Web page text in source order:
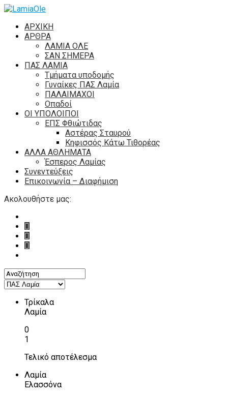
ΑΡΧΙΚΗ
ΑΡΘΡΑ
ΛΑΜΙΑ ΟΛΕ
ΣΑΝ ΣΗΜΕΡΑ
ΠΑΣ ΛΑΜΙΑ
Τμήματα υποδομής
Γυναίκες ΠΑΣ Λαμία
ΠΑΛΑΙΜΑΧΟΙ
Οπαδοί
ΟΙ ΥΠΟΛΟΙΠΟΙ
ΕΠΣ Φθιώτιδας
Αστέρας Σταυρού
Κηφισσός Κάτω Τιθορέας
ΑΛΛΑ ΑΘΛΗΜΑΤΑ
Έσπερος Λαμίας
Συνεντεύξεις
Επικοινωνία – Διαφήμιση
Ακολουθήστε μας:
Τρίκαλα
Λαμία
0
1
Τελικό αποτέλεσμα
Λαμία
Ελασσόνα